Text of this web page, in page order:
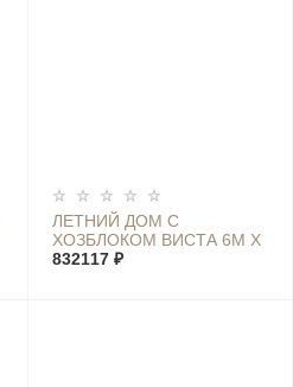
ЛЕТНИЙ ДОМ С
ХОЗБЛОКОМ ВИСТА 6М Х
7,4М
832117 ₽